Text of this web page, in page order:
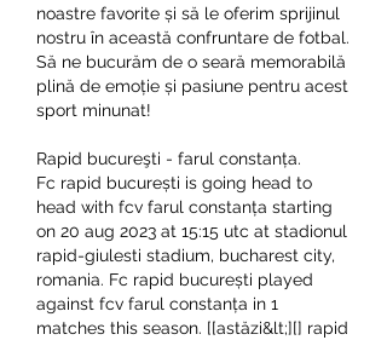
noastre favorite și să le oferim sprijinul
nostru în această confruntare de fotbal.
Să ne bucurăm de o seară memorabilă
plină de emoție și pasiune pentru acest
sport minunat!
Rapid bucureşti - farul constanța.
Fc rapid bucurești is going head to
head with fcv farul constanța starting
on 20 aug 2023 at 15:15 utc at stadionul
rapid-giulesti stadium, bucharest city,
romania. Fc rapid bucurești played
against fcv farul constanța in 1
matches this season. [[astăzi&lt;][] rapid